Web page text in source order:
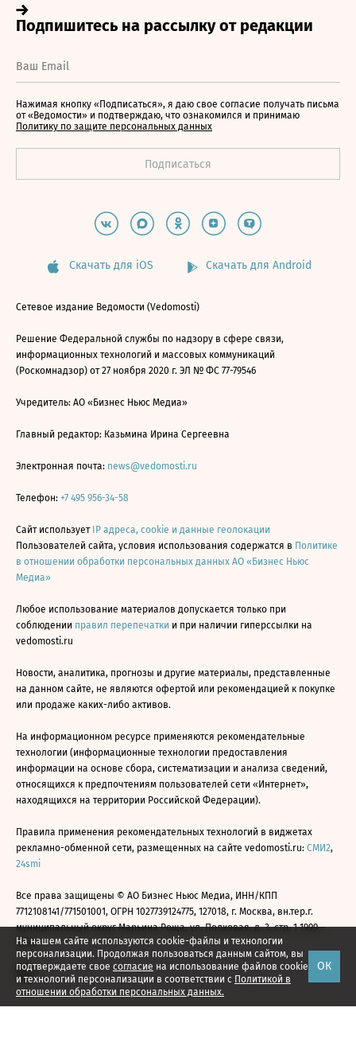
На нашем сайте используются cookie-файлы и технологии
персонализации. Продолжая пользоваться данным сайтом, вы
подтверждаете свое согласие на использование файлов cookie
и технологий персонализации в соответствии с Политикой в
отношении обработки персональных данных.
ОК
Нажимая кнопку «Подписаться», я даю свое согласие получать письма
от «Ведомости» и подтверждаю, что ознакомился и принимаю
Политику по защите персональных данных
Скачать для iOS Скачать для Android
Сетевое издание Ведомости (Vedomosti)
Решение Федеральной службы по надзору в сфере связи,
информационных технологий и массовых коммуникаций
(Роскомнадзор) от 27 ноября 2020 г. ЭЛ № ФС 77-79546
Учредитель: АО «Бизнес Ньюс Медиа»
Главный редактор: Казьмина Ирина Сергеевна
Электронная почта: news@vedomosti.ru
Телефон: +7 495 956-34-58
Сайт использует IP адреса, cookie и данные геолокации
Пользователей сайта, условия использования содержатся в Политике
в отношении обработки персональных данных АО «Бизнес Ньюс
Медиа»
Любое использование материалов допускается только при
соблюдении правил перепечатки и при наличии гиперссылки на
vedomosti.ru
Новости, аналитика, прогнозы и другие материалы, представленные
на данном сайте, не являются офертой или рекомендацией к покупке
или продаже каких-либо активов.
На информационном ресурсе применяются рекомендательные
технологии (информационные технологии предоставления
информации на основе сбора, систематизации и анализа сведений,
относящихся к предпочтениям пользователей сети «Интернет»,
находящихся на территории Российской Федерации).
Правила применения рекомендательных технологий в виджетах
рекламно-обменной сети, размещенных на сайте vedomosti.ru: СМИ2,
24smi
Все права защищены © АО Бизнес Ньюс Медиа, ИНН/КПП
7712108141/771501001, ОГРН 1027739124775, 127018, г. Москва, вн.тер.г.
муниципальный округ Марьина Роща, ул. Полковая, д. 3, стр. 1 1999—
2026